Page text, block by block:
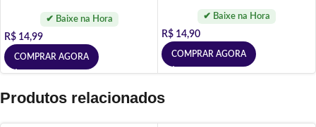
R$ 14,99
COMPRAR AGORA
R$ 14,90
COMPRAR AGORA
Produtos relacionados